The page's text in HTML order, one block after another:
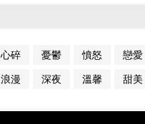
心碎 憂鬱 憤怒 戀愛
浪漫 深夜 溫馨 甜美